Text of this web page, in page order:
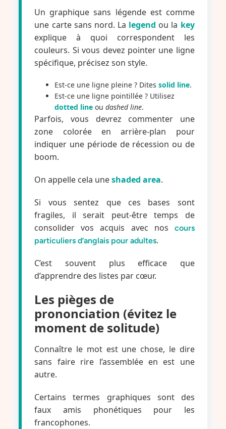
Un graphique sans légende est comme
une carte sans nord. La legend ou la key
explique à quoi correspondent les
couleurs. Si vous devez pointer une ligne
spécifique, précisez son style.
Est-ce une ligne pleine ? Ditessolid line.
Est-ce une ligne pointillée ? Utilisez
dotted line oudashed line.
Parfois, vous devrez commenter une
zone colorée en arrière-plan pour
indiquer une période de récession ou de
boom.
On appelle cela uneshaded area.
Si vous sentez que ces bases sont
fragiles, il serait peut-être temps de
consolider vos acquis avec nos cours
particuliers d’anglais pour adultes.
C’est souvent plus efficace que
d’apprendre des listes par cœur.
Les pièges de
prononciation (évitez le
moment de solitude)
Connaître le mot est une chose, le dire
sans faire rire l’assemblée en est une
autre.
Certains termes graphiques sont des
faux amis phonétiques pour les
francophones.